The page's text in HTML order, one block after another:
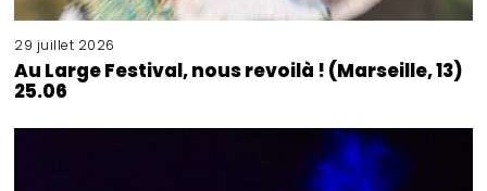
29 juillet 2026
Au Large Festival, nous revoilà ! (Marseille, 13)
25.06